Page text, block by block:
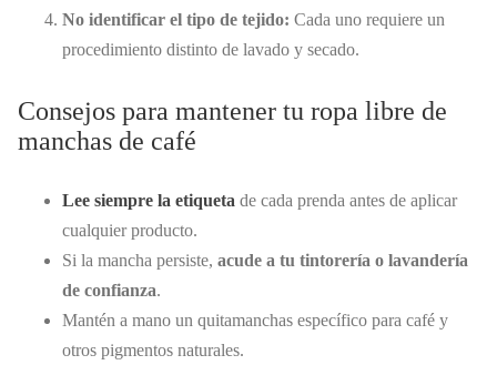
No identificar el tipo de tejido: Cada uno requiere un
procedimiento distinto de lavado y secado.
Consejos para mantener tu ropa libre de
manchas de café
Lee siempre la etiqueta de cada prenda antes de aplicar
cualquier producto.
Si la mancha persiste, acude a tu tintorería o lavandería
de confianza.
Mantén a mano un quitamanchas específico para café y
otros pigmentos naturales.